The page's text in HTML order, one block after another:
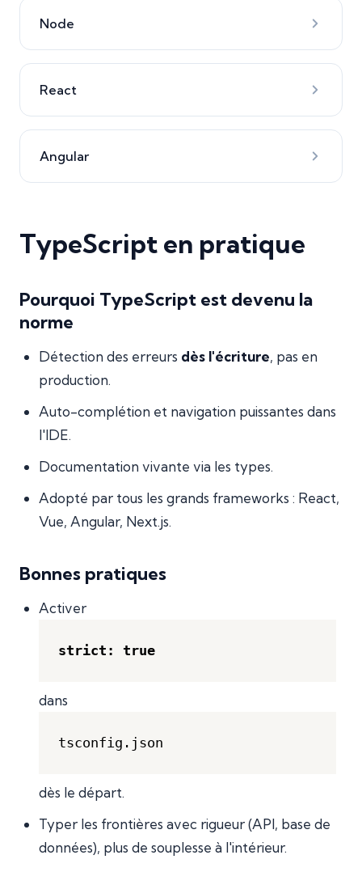
Node
React
Angular
TypeScript en pratique
Pourquoi TypeScript est devenu la
norme
Détection des erreurs dès l'écriture, pas en
production.
Auto-complétion et navigation puissantes dans
l'IDE.
Documentation vivante via les types.
Adopté par tous les grands frameworks : React,
Vue, Angular, Next.js.
Bonnes pratiques
Activer
strict: true
dans
tsconfig.json
dès le départ.
Typer les frontières avec rigueur (API, base de
données), plus de souplesse à l'intérieur.